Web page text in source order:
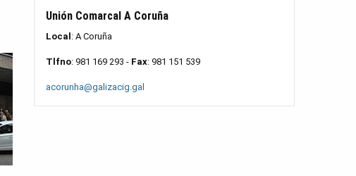
Unión Comarcal A Coruña
Local : A Coruña
Tlfno: 981 169 293 - Fax: 981 151 539
acorunha@galizacig.gal